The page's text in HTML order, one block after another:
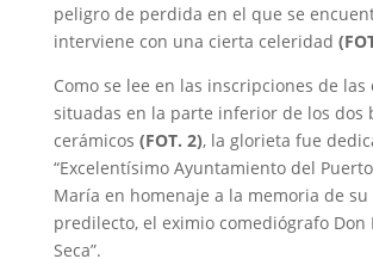
peligro de perdida en el que se
interviene con una cierta celeridad
Como se lee en las inscripciones de las
situadas en la parte inferior de los dos
cerámicos (FOT. 2), la glorieta fue
“Excelentísimo Ayuntamiento del
María en homenaje a la memoria de su
predilecto, el eximio comediógrafo Don
Seca”.